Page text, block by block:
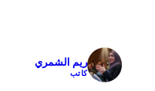
ريم الشمري
كاتب